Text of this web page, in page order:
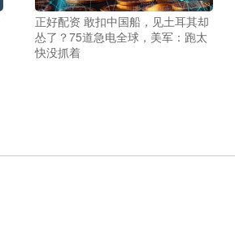
正好配资 敢扣中国船，见土耳其却
怂了？75道急电全球，美军：跑太
快没抓着